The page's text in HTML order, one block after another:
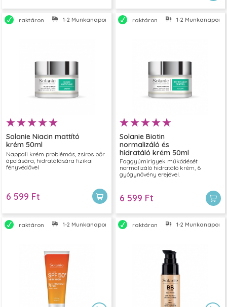
raktáron 1-2 Munkanapon belül szállítjuk
Solanie Niacin mattító
krém 50ml
Nappali krém problémás, zsíros bőr
ápolására, hidratálására fizikai
fényvédővel
6 599 Ft
raktáron 1-2 Munkanapon
Solanie Biotin
normalizáló és
hidratáló krém 50ml
Faggyúmirigyek működését
normalizáló hidratáló krém, 6
gyógynövény erejével.
6 599 Ft
raktáron 1-2 Munkanapon belül szállítjuk
raktáron 1-2 Munkanapon